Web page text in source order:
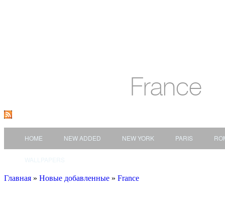
France
HOME NEW ADDED NEW YORK PARIS
Главная » Новые добавленные » France